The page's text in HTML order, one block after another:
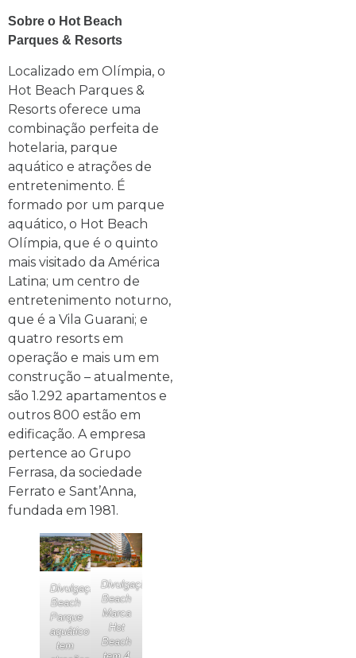
Sobre o Hot Beach
Parques & Resorts
Localizado em Olímpia, o
Hot Beach Parques &
Resorts oferece uma
combinação perfeita de
hotelaria, parque
aquático e atrações de
entretenimento. É
formado por um parque
aquático, o Hot Beach
Olímpia, que é o quinto
mais visitado da América
Latina; um centro de
entretenimento noturno,
que é a Vila Guarani; e
quatro resorts em
operação e mais um em
construção – atualmente,
são 1.292 apartamentos e
outros 800 estão em
edificação. A empresa
pertence ao Grupo
Ferrasa, da sociedade
Ferrato e Sant’Anna,
fundada em 1981.
Divulgação/Hot
Beach
Parque
aquático
tem
Divulgação/Hot
Beach
Marca
Hot
Beach